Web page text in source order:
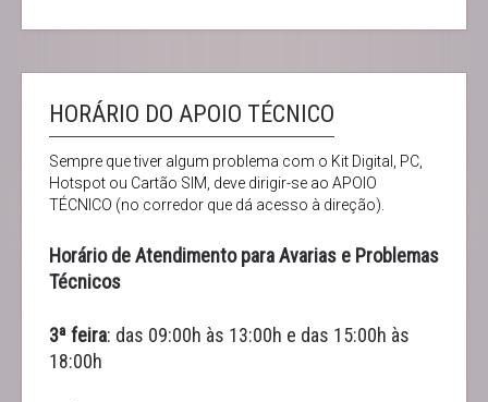
HORÁRIO DO APOIO TÉCNICO
Sempre que tiver algum problema com o Kit Digital, PC,
Hotspot ou Cartão SIM, deve dirigir-se ao APOIO
TÉCNICO (no corredor que dá acesso à direção).
Horário de Atendimento para Avarias e Problemas
Técnicos
3ª feira: das 09:00h às 13:00h e das 15:00h às
18:00h